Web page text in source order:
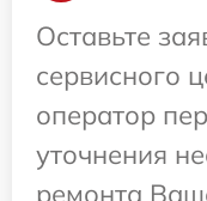
Оставьте
сервисного
оператор
уточнения
ремонта